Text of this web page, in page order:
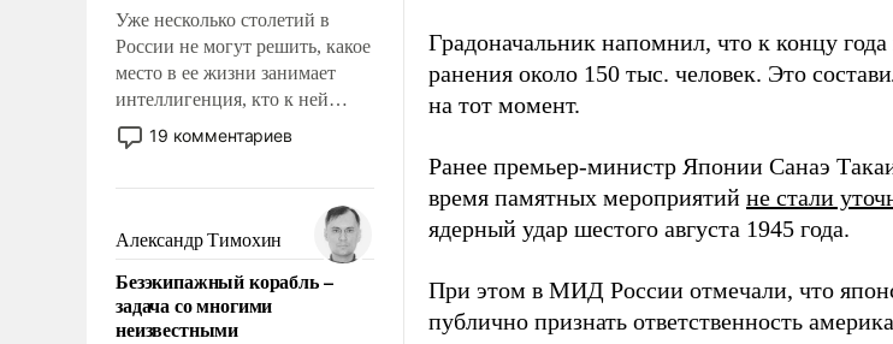
Уже несколько столетий в
России не могут решить, какое
место в ее жизни занимает
интеллигенция, кто к ней
принадлежит, а кого из нее
исключили с правом
чем она отличается от просто
образованных людей. Иногда
казалось, что эти вопросы
решены раз и навсегда, но –
нет, не решены.
19 комментариев
Александр Тимохин
Безэкипажный корабль –
задача со многими
неизвестными
Градоначальник напомнил, что к концу
ранения около 150 тыс. человек. Это
на тот момент.
Ранее премьер-министр Японии Санаэ
время памятных мероприятий не стали
ядерный удар шестого августа 1945 года.
При этом в МИД России отмечали, что
публично признать ответственность